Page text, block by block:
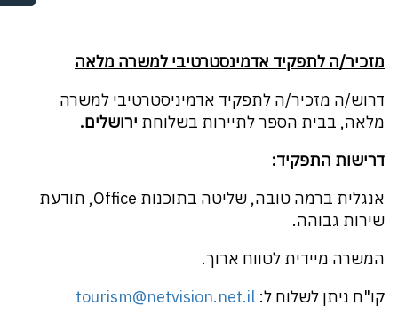
מזכיר/ה לתפקיד אדמינסטרטיבי למשרה מלאה
דרוש/ה מזכיר/ה לתפקיד אדמיניסטרטיבי למשרה
מלאה, בבית הספר לתיירות בשלוחת ירושלים.
דרישות התפקיד:
אנגלית ברמה טובה, שליטה בתוכנות Office, תודעת
שירות גבוהה.
המשרה מיידית לטווח ארוך.
קו"ח ניתן לשלוח ל: tourism@netvision.net.il